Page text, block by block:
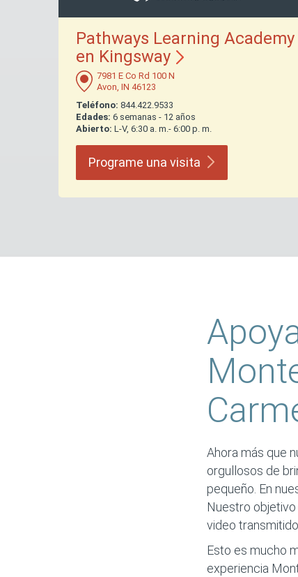
Pathways Learning Academy
en Kingsway
7981 E Co Rd 100 N
Avon, IN 46123
Teléfono: 844.422.9533
Edades: 6 semanas - 12 años
Abierto: L-V, 6:30 a. m.- 6:00 p. m.
Programe una visita
Ahora más que
orgullosos de
pequeño. En
Nuestro
video
Esto es mucho
experiencia